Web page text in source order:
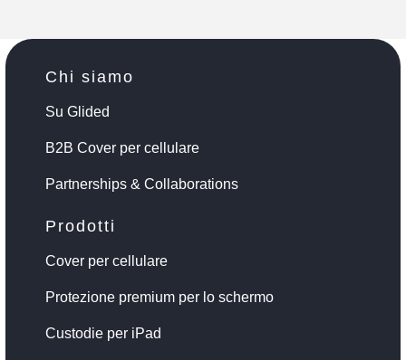
Chi siamo
Su Glided
B2B Cover per cellulare
Partnerships & Collaborations
Prodotti
Cover per cellulare
Protezione premium per lo schermo
Custodie per iPad